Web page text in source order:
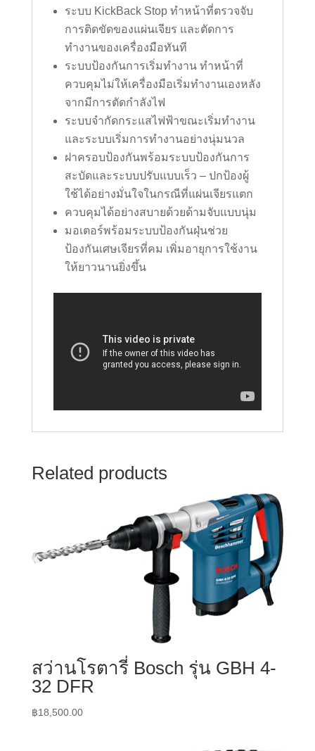
ระบบ KickBack Stop ทำหน้าที่ตรวจจับ
การติดขัดของแผ่นเจียร และตัดการ
ทำงานของเครื่องมือทันที
ระบบป้องกันการเริ่มทำงาน ทำหน้าที่
ควบคุมไม่ให้เครื่องมือเริ่มทำงานเองหลัง
จากมีการตัดกำลังไฟ
ระบบจำกัดกระแสไฟฟ้าขณะเริ่มทำงาน
และระบบเริ่มการทำงานอย่างนุ่มนวล
ฝาครอบป้องกันพร้อมระบบป้องกันการ
สะบัดและระบบปรับแบบเร็ว – ปกป้องผู้
ใช้ได้อย่างมั่นใจในกรณีที่แผ่นเจียรแตก
ควบคุมได้อย่างสบายด้วยด้ามจับแบบนุ่ม
มอเตอร์พร้อมระบบป้องกันฝุ่นช่วย
ป้องกันเศษเจียรที่คม เพิ่มอายุการใช้งาน
ให้ยาวนานยิ่งขึ้น
Related products
สว่านโรตารี่ Bosch รุ่น GBH 4-
32 DFR
฿18,500.00